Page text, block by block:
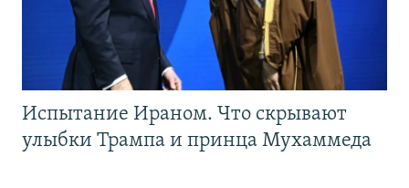
Испытание Ираном. Что скрывают
улыбки Трампа и принца Мухаммеда